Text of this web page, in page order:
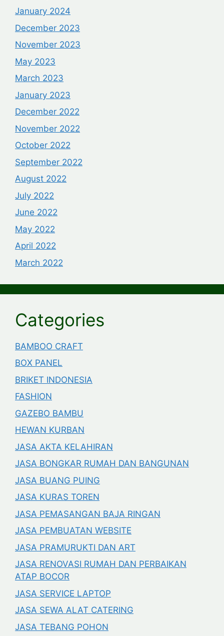
January 2024
December 2023
November 2023
May 2023
March 2023
January 2023
December 2022
November 2022
October 2022
September 2022
August 2022
July 2022
June 2022
May 2022
April 2022
March 2022
Categories
BAMBOO CRAFT
BOX PANEL
BRIKET INDONESIA
FASHION
GAZEBO BAMBU
HEWAN KURBAN
JASA AKTA KELAHIRAN
JASA BONGKAR RUMAH DAN BANGUNAN
JASA BUANG PUING
JASA KURAS TOREN
JASA PEMASANGAN BAJA RINGAN
JASA PEMBUATAN WEBSITE
JASA PRAMURUKTI DAN ART
JASA RENOVASI RUMAH DAN PERBAIKAN
ATAP BOCOR
JASA SERVICE LAPTOP
JASA SEWA ALAT CATERING
JASA TEBANG POHON